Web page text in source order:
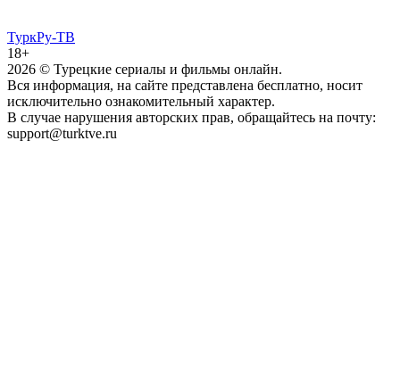
ТуркРу-ТВ
18+
2026 © Турецкие сериалы и фильмы онлайн.
Вся информация, на сайте представлена бесплатно, носит
исключительно ознакомительный характер.
В случае нарушения авторских прав, обращайтесь на почту:
support@turktve.ru